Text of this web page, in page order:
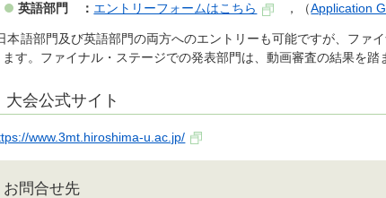
英語部門 ： エントリーフォームはこちら ，（Application
本語部門及び英語部門の両方へのエントリーも可能ですが、ファ
ます。ファイナル・ステージでの発表部門は、動画審査の結果を踏
大会公式サイト
www.3mt.hiroshima-u.ac.jp/
お問合せ先